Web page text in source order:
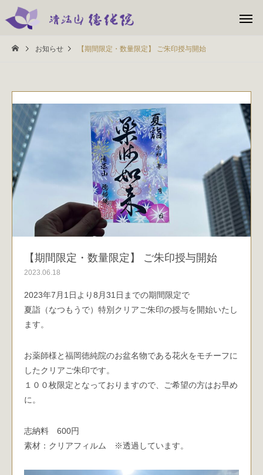
お知らせ 【期間限定・数量限定】 ご朱印授与開始
【期間限定・数量限定】 ご朱印授与開始
2023.06.18
2023年7月1日より8月31日までの期間限定で
夏詣（なつもうで）特別クリアご朱印の授与を開始いたし
ます。
お薬師様と福岡徳純院のお盆名物である花火をモチーフに
したクリアご朱印です。
１００枚限定となっておりますので、ご希望の方はお早め
に。
志納料 600円
素材：クリアフィルム ※透過しています。